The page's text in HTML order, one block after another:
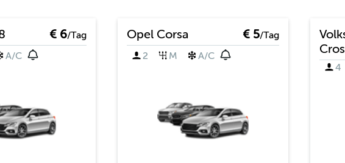
City Car & Truck Rentals
Firefly
€ 6/Tag
A/C
Opel Corsa € 5/Tag
2
M A/C
4